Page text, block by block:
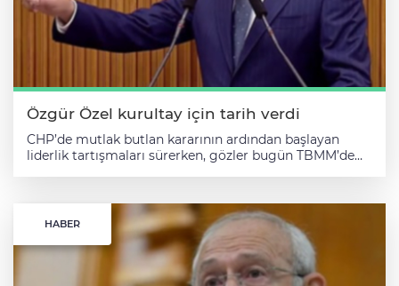
Özgür Özel kurultay için tarih verdi
CHP’de mutlak butlan kararının ardından başlayan liderlik tartışmaları sürerken, gözler bugün TBMM’de yapılacak grup toplantılarına çevrildi. Mahkeme kararıyla CHP Genel başkanlık koltuğuna oturtulan Kılıçdaroğlu'nun bugün saat 13.30’da grup toplantısında konuşma yapacağı açıklanmıştı. Halkın seçtiği Genel Başkan Özgür Özel'in ise Manisa programını iptal ederek grup toplantısının kendisinin düzenleyeceğini duyurarak, “Kürsüyü atanmış birine teslim edemeyiz, grup toplantısında ben konuşacağım” ifadelerini kullanmıştı. SAATLER KALA GERİ ADIM ATTI Özel ve Kılıçdaroğlu’nun yapacağı konuşmalar öncesinde Meclis çevresinde güvenlik önlemleri artırılırken, Kılıçdaroğlu,toplantıya saatler kala geri adım atarak katılmayacağını duyurdu. ÖZEL, KÜRSİYE ÇIKTI CHP’nin son seçilmiş Genel Başkanı Özgür Özel, TBMM’deki grup toplantısında milletvekillerinin alkış ve sloganları eşliğinde kürsüye çıktı. Konuşma öncesinde, geçen yıl hayatını kaybeden Ferdi Zeyrek’in fotoğrafının bulunduğu sıraya oturan Özel, Ali Mahir Başarır’ın anonsunun ardından partililere seslendi. CHP lideri ve TBMM Grup Başkanı Özel, grup toplantısında şu açıklamalarda bulundu: "Değerli milletvekillerimiz, kıymetli grubum, çok değerli konuklar... Bugün 13.30'da bu kürsüde biri olacaktı. Dünden beri bu tartışıldı. Bu konuşuldu. Burada, bu kürsüde ilan edilen saatte çıkıp da konuşma yapmayı, kendi adıma bir başarı ya da zafer olarak görmüyorum. Ancak bu kürsüde Cumhuriyet Halk Partisi'nin seçilmiş genel başkanının konuşma yapmasının sağlanması, TBMM'nin Dikmen kapı önündeki binlerin, Türkiye'deki milyonların ve bu salondaki güzel insanların yüreklerindeki demokrasi, ülke ve parti sevgisindendir. Biz sandığa inanırız. Seçene ve sevilene inanırız. Onun için burada hep birlikte sürdürdüğümüz direniş çok anlamlıdır. Bugün yaptığımız vazgeçmemektir, teslim olmamaktır, direnmektir ve bencil bir duyguyla değil, bütün ülkenin geleceğini düşünen bir duyguyla davrananların birlikteliğinin zaferidir. Hepinizi kutluyorum. Bugün 9 Haziran... Kardeşim, arkadaşım, yoldaşım, Manisa Büyükşehir Belediye Başkanı Ferdi Zeyrek'in vefatının sene-i devriyesindeyiz. Geçtiğimiz yıl Kurban Bayramı'ydı, Ferdi ile birlikte bayram namazını kıldık, aile büyüklerimizin, partimizin ve diğer partilerin büyüklerine ziyaretlerde bulunduk. Şehitliğe, polis ve askeri şehitliğe ziyaretlerde bulunduk. Ardından kurban kesme alanına gittik ve öğlen 12 gibi ayrıldık birbirimizden. Akşam uyumaya yakın, o yorgun günün sonunda o feci haberi aldık. Feci kaza haberini... Hep birlikte Manisa Celal Bayar Üniversitesi Hastanesi'nin bahçesine koştuk. Bütün Manisa oradaydı. Neredeyse bütün partilerden, bütün şehirlerden insanlar vardı. 3 gün direndi. 3 gün dua ettik, mucizeyi kovaladık ama olmadı, kaybetti. Manisa'da ilk kez Cumhuriyet Meydanı'nda yapılan bir cenaze töreni meydanlara, Manisa'ya sığmadı. Tarihin en unutulmaz, herkesin gördüğüne şaşırdığı, bir tek Ferdi'yi bilenlerin şaşırmadığı ve "Ancak bu Ferdi'ye nasip olurdu" denilen bir törenle kardeşimizi uğurladık. 'BU KÜRSÜ SEÇİLMİŞLERİN YERİDİR' Bugün de birinci sene-i devriyesi. Orada olmak istedik ve orada olacaktık. Geçen hafta basın mensubu bir arkadaş sordu grup toplantısı hakkında ve ben de "Ferdi'nin vefatı nedeniyle Manisa'da oluruz, herkes orada olur" dedim. Bu soruya cevap verdikten bir süre sonra ise hiç olmayacak bir şey oldu. Gözlerime inanamadım. Sonradan araya girip "Yapmasaydınız" diyenlere de cevap olarak "Özgür Bey Manisa'ya gidince yapalım dedik" diye yanıt verdiler. Benim orada olmamamı fırsat bilerek bir karar aldılar. Günlerce düşündüm. Tanıdığım herkese, arkadaşlarıma, aileme, çocukluk arkadaşlarıma sordum. Kim gelecekti bu kürsüye? Son 4 kurultayın seçilmiş genel başkanı olmayacak, son kurultayda geçerli oyların hepsini almış olan genel başkan olmayacak, 2020 yılında yapılan kurultay ile bir atanmış buraya gelecekti. Buraya kimin geleceğini, nasıl gelmeyi planladıklarını gördük. Burası milli iradenin tecelligahıdır. Millet bir karar verir ve o karar burada tecelli eder. Tüm yok saymalara, demokrasiye aykırı girişimlere rağmen burası seçilmişlerin yeridir. Bu bayrağı bir bırakırsanız, millet bir daha elinize vermez o bayrağı. Bu yüzden herkese danıştım ve Ferdi'nin sesi ile kararı verdim. Ferdi ile konuşurken hep bir şey çıkar ve bana "Sen orada lazımsın, biz burada hallederiz" derdi. Bu yüzden bunun gereği de budur. Burayla ilgili bir inatlaşmanın değil de, bir vazifeyi üstlenmenin gereği de budur. 'DÖRT KOLDAN SALDIRI ALTINDAYIZ' Dört koldan saldırı altındayız. Üç yıl önce partimizde seçimleri kazandık. 10 ay önce 5 parti birden yüzde 25'lik cam tavandaydık, 10 ay sonrasında yüzde 38 ile CHP'yi 47 yıl sonra birinci parti yaptık. Kurulduğundan beri AKP'yi ilk kez geçtik ve o günden bu yana saldırı altındayız. Bunu bu kadar net belirlemeliyiz. Anlamazsan meseleyi, çözmezsen kumpası, 'CHP'nin iç işi' dersin. CHP'nin iç işi falan değil bu. Kim karışır CHP'nin kurultayına? Öyle bir noktadayız ki, o zamanın meşru bulunan delegasyonu ile 2 kere kurultay yapılmış. Yeri gelmiş mahallelere sandık kurulmuş ama son 4 kongreyi yok sayan bir anlayış var. YSK'ya göre yok değil, hiçbir yere göre yok değil ama AKP yargı kollarının görevlendirdiği bir İstinaf Mahkemesi olmayacak bir karar almış ve artık Türkiye'de hiçbir seçilmişin koltuğunun seçim hukuku ile garanti altına alınamayacağı bir karar almıştır. Öyle bir kötü akıl var ki onu söylemeden olmaz. "İlk seçimde iktidarı aldılar, biz bu iktidarı veremeyecek durumdayız. Sandıkla geldik ama sandıkla gidemeyiz, bu iktidarı veremeyiz" diye düşünüyorlar. Bütün mesele bu. ‘ÖLMÜŞ KARDEŞİME İFTİRA ATTILAR’ “Bugün için neredeyiz? Defalarca buradan Murat Kurum’a söyledim. Kurum tek tek biliyor bütün tapuyu. Tek kelime söyleyemiyor. Sonra çıkıp dedi ki, ‘Efendim Muhittin Böcek yakında konuşacak.’ Dedim ki bunu ispatlayamazsanız alçaksınız. İspatlayamadılar. 110 gün yoğun bakımda yatmış adamı, kendisi defalarca açıkladığı halde, ‘Adaylığım için bir kuruş para verdiysem şerefsizim’ deyip açıkladığı halde böyle birisine en son ne ifade verdirdiler biliyor musunuz? En son gitti, kimse görmezken Ferdi Zeyrek’e verdim deyip ifade verdirdiler. Nasıl olsa ölmüştür inkar edemez diye böyle hesap yaptılar. Bu kadar kötüleşebilen birilerinden bahsediyorum. Ölmüş kardeşime iftira atan, ölmüş başka bir kardeşimizin namusuna dil uzatan birilerinden bahsediyorum. Partiyi bu duruma getirerek partiyi kurumsuzlaştıran, adaysızlaştıran bir çözüm paketinde içeriden dışarıdan her türlü işbirliği ile bu işi çözmeye kalktılar.” ‘ERDOĞAN’A RAKİP İSTEMİYORLAR’ “ABD bayrağına el basıp yemin eden birisinin televizyon kanalı. Ekrem İmamoğlu ile ilgili her türlü yalanı atan ama popüler olan cep telefonlarından, paralardan tutun da hiçbiri çıkmadı ya; TGRT, A Haber bu yalanları atarken iddianamede olacak derken şimdi ben yalan attım diyenler Ekrem başkanın evine desteğe koşanlar, önseçimde oy verirken poz verenler Ekrem başkana ‘Hırsız’ demeye başladılar. Mesele Erdoğan’ı rakipsizleştirme meselesinden başka bir mesele değil. Orada tutuklu insanlar bedenlerini sandıkla iktidarın değiştirilmesi için ortaya koyuyor. ‘ONA NE DİYECEĞİMİ BİLEMİYORUM…’ Biz parti içi meseleyi değil, ülkenin demokrasisi, sandıkla değişim için insanlar bedenine koyuyor orada. Dünya siyasi tarihinde görülmemiş bir kumpas var. Trump istiyor diye, onun Ankara temsilcisi öyle istiyor diye… Öbür taraftan Kürt, Alevi olsun diyenler… Diğer taraftan derin devlet öyle istiyor diyenler. Cumhuriyet’in kurucu değerlerini koparmaya çalışanlara karşı siz bugün Türkiye’nin kopmayan halkasısınız. Ferdi Zeyrek’in ölüm yıl dönümünde bize bunları yaşatanlara, kim alet oluyorsa şu kadarcık hakkımı helal etmiyorum. Bir kez kötü bir şey söylemedim. Onun için neler yaşadım. Ne kavgalar verdik. Bu partiyi neler yaşattılar ne diyeceğimi bilmiyorum. O partinin içinde kimler var biliyor musunuz? O binada bugün Kemal Bey’e linç edilirken yanında olan Murat Emir yok. Haluk Kırcı’nın ekibi var, 12. kattan selam veriyor. Artvin’de saldırıya uğrarken yanında olan Seyit Torun yok. Adalet Yürüyüşü’nün fikir babası Aykut Erdoğdu ile Bülent Tezcan yok. 2 milyon dolar para isteyen ve Yunanistan’a kaçarken yakalanan avukat o binada. 'BU MİLLET PARALELİN KİM OLDUĞUNU BİLİR' O yüzden şimdi çıkmışlar oraya, buraya efendim bir paralel CHP varmış. Paralel CHP anlayışı varmış. Bizim meclisi paralel genel merkez olarak yapmamız kabul edilemezmiş. O yüzden burası da zapdedilmeliymiş. Biz genel merkezden Meclis'e yaptığımız yürüyüşte bu zihniyeti arkamızda bıraktık. Eskimiş, köhnemiş, yozlaşmış bu çirkin zihniyeti geride bıraktık, onlara bıraktık ve Cumhuriyet Halk Partisi'nin bir binadan ibaret değil, bir anlayıştan, bir inançtan, gerekirse bir inattan ibaret olduğunu ve bunun bu ülkenin son umudu olduğunu, son kalenin bir bina, kapısı, çatısı değil, son kalenin Cumhuriyet'e inananların yüreğindeki olmayan korku duygusu, var olan mücadele duygusu olduğunu söyledik. Bu millet paralelin kim olduğunu bilir. Bu millet emniyet müdürü varken emniyetteki emniyet imamının paralel olduğunu bilir. Ya da bu millet seçilmişler varken atanmış paralelleri bilir. 'YARGIDAKİ ÇETEYİ DAĞITACAĞIZ' Onun için her şeyi yapın ama bu dille bu FETÖ'den kalma dille, önüne geleni FETÖ'cü ilan eden dille, önüne geleni hain ilan eden dille demokrasiyi tehdit gördükleri için demokrasinin tepki ve protesto rejimi olduğunu kabul etmeyenlerin her direnişe ayaklanma, her meydana sokak çağrısı, her mitinge sokakları karıştırmak, Türkiye'yi karıştırmak diye bakan sığ anlayışın o terminolojisini bu Cumhuriyet Halk Partisi'nde, Cumhuriyet Halk Partisi'nde görev yapmış kimseye yakıştırmam. Asla ve asla, asla ve asla Cumhuriyet Halk Partisi'ne paralel yapı, FETÖ ya da namuslu arkadaşlarımıza hırsız atılan iftiralara uygun olarak çeşitli iddianame laflarını doğruymuş gibi, iddianameye bile giremeyen iftiraları doğruymuş gibi alıp, yok arınacağız, yok atacağız, yok satacağız. Böyle bir şeye teslim olursak biz
HABER